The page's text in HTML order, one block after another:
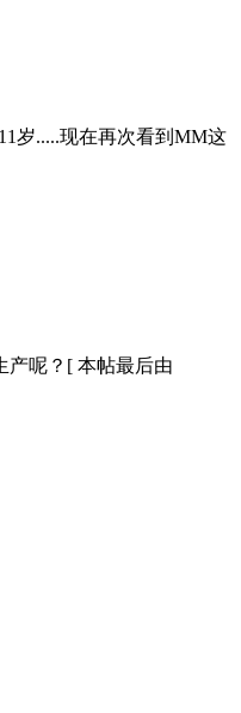
岁.....现在再次看到MM这
产呢？[ 本帖最后由